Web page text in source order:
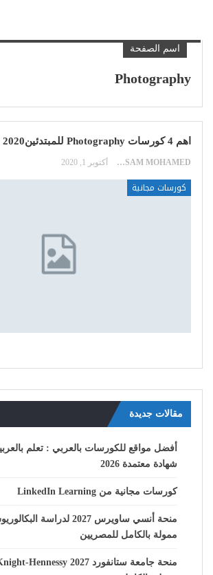
اسم الصفحة
Photography
اهم 4 كورسات Photography للمبتدئين2020
HOSSAM MOHAMED أكتوبر 1, 2020
كورسات مجانية
مقالات جديدة
أفضل مواقع للكورسات بالعربي : تعلم
شهادة معتمدة 2026
كورسات مجانية من LinkedIn Learning
منحة أنسي ساويرس 2027
ممولة بالكامل للمصريين